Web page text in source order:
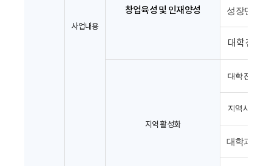
사업내용
창업육성 및 인재양성 성장단계
대학 전문
지역 활성화
대학 전문자
지역사회의
대학과 지